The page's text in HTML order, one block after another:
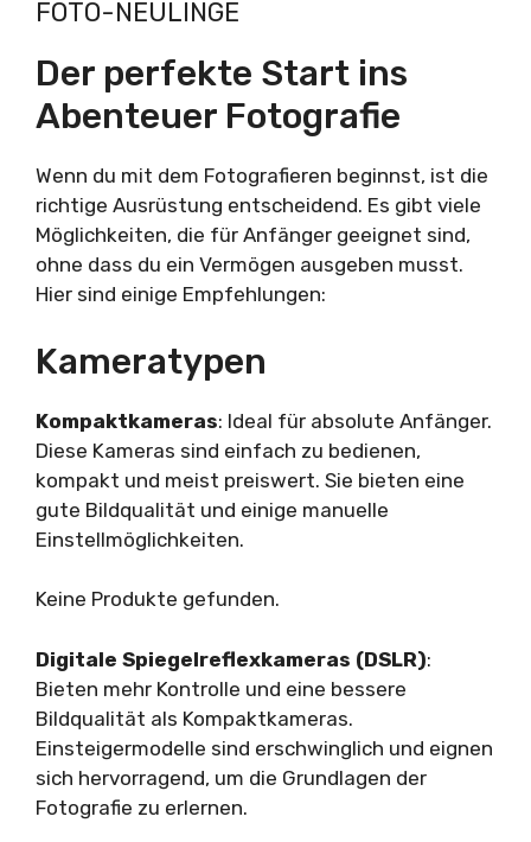
FOTO-NEULINGE
Der perfekte Start ins
Abenteuer Fotografie
Wenn du mit dem Fotografieren beginnst, ist die
richtige Ausrüstung entscheidend. Es gibt viele
Möglichkeiten, die für Anfänger geeignet sind,
ohne dass du ein Vermögen ausgeben musst.
Hier sind einige Empfehlungen:
Kameratypen
Kompaktkameras: Ideal für absolute Anfänger.
Diese Kameras sind einfach zu bedienen,
kompakt und meist preiswert. Sie bieten eine
gute Bildqualität und einige manuelle
Einstellmöglichkeiten.
Keine Produkte gefunden.
Digitale Spiegelreflexkameras (DSLR):
Bieten mehr Kontrolle und eine bessere
Bildqualität als Kompaktkameras.
Einsteigermodelle sind erschwinglich und eignen
sich hervorragend, um die Grundlagen der
Fotografie zu erlernen.